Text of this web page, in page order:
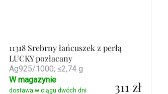
11318 Srebrny łańcuszek z perłą
LUCKY pozłacany
Ag925/1000; ≤2,74 g
311 zł
W magazynie